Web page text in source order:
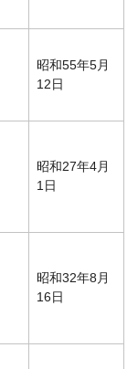
昭和55年5月
12日
昭和27年4月
1日
昭和32年8月
16日